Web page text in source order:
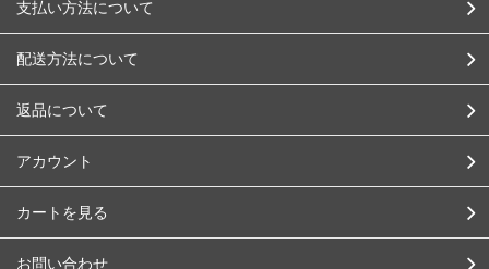
支払い方法について
配送方法について
返品について
アカウント
カートを見る
お問い合わせ